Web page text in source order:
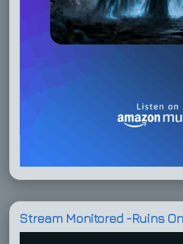
Stream Monitored -Ruins